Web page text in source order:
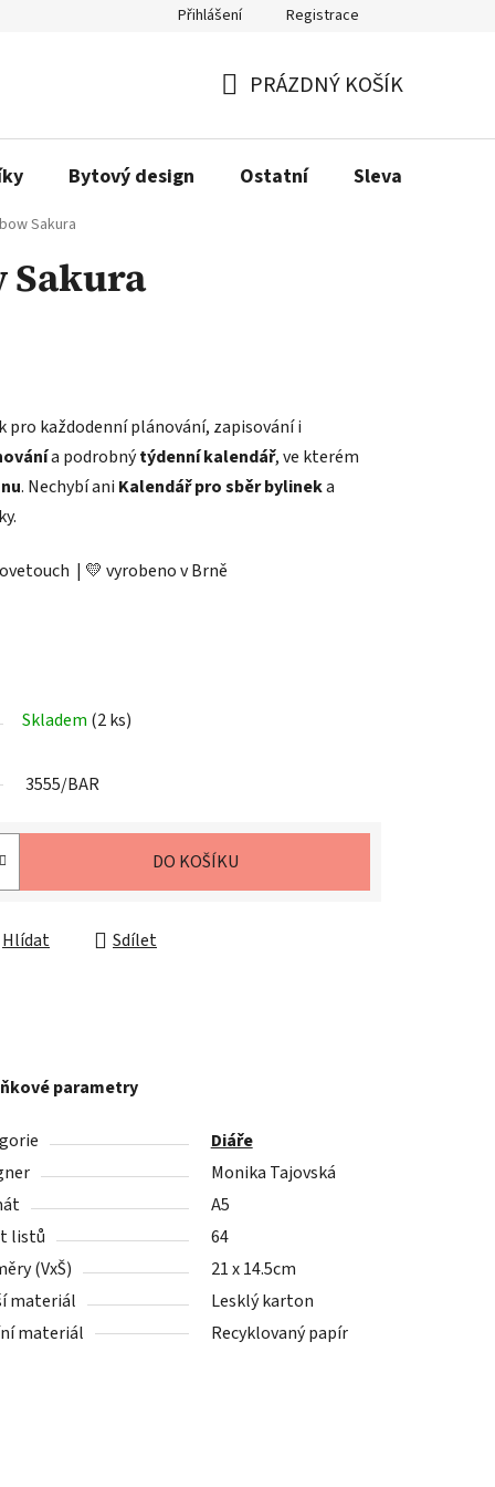
Podmínky ochrany osobních údajů
Přihlášení Registrace
KOŠÍK
PRÁZDNÝ KOŠÍK
Bytový design Ostatní Sleva
Sakura
Sakura
pro každodenní plánování, zapisování i
a podrobnýtýdenní kalendář, ve kterém
. Nechybí ani Kalendář pro sběr bylineka
| 💛 vyrobeno v Brně
Skladem (2 ks)
3555/BAR
DO KOŠÍKU
Hlídat Sdílet
parametry
Diáře
Monika Tajovská
A5
listů
64
(VxŠ)
21 x 14.5cm
materiál
Lesklý karton
materiál
Recyklovaný papír